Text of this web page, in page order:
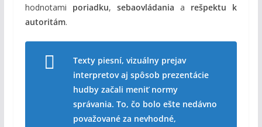
hodnotami poriadku, sebaovládania a rešpektu k
autoritám.
Texty piesní, vizuálny prejav
interpretov aj spôsob prezentácie
hudby začali meniť normy
správania. To, čo bolo ešte nedávno
považované za nevhodné,